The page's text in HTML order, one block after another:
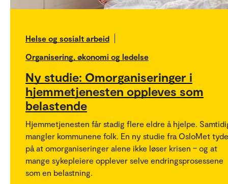
Helse og sosialt arbeid
Organisering, økonomi og ledelse
Ny studie: Omorganiseringer i
hjemmetjenesten oppleves som
belastende
Hjemmetjenesten får stadig flere eldre å hjelpe.
mangler kommunene folk. En ny studie fra OsloMet
på at omorganiseringer alene ikke løser krisen – og at
mange sykepleiere opplever selve endringsprosessene
som en belastning.